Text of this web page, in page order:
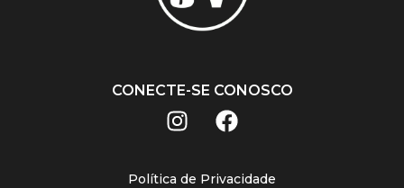
CONECTE-SE CONOSCO
Política de Privacidade